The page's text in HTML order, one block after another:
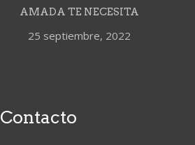
AMADA TE NECESITA
25 septiembre, 2022
Contacto